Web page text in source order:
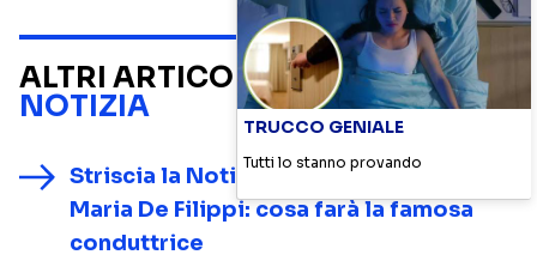
ALTRI ARTICOLI SUSTRISCIA LA
NOTIZIA
Striscia la Notizia, a sorpresa arriva
Maria De Filippi: cosa farà la famosa
conduttrice
TRUCCO GENIALE
Tutti lo stanno provando